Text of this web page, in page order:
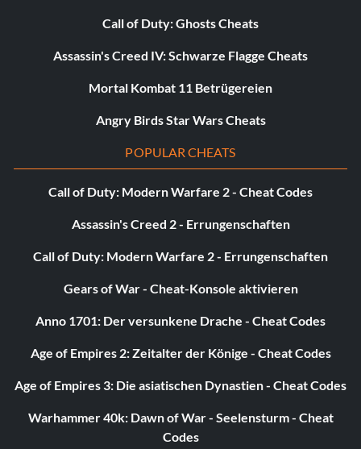
Call of Duty: Ghosts Cheats
Assassin's Creed IV: Schwarze Flagge Cheats
Mortal Kombat 11 Betrügereien
Angry Birds Star Wars Cheats
POPULAR CHEATS
Call of Duty: Modern Warfare 2 - Cheat Codes
Assassin's Creed 2 - Errungenschaften
Call of Duty: Modern Warfare 2 - Errungenschaften
Gears of War - Cheat-Konsole aktivieren
Anno 1701: Der versunkene Drache - Cheat Codes
Age of Empires 2: Zeitalter der Könige - Cheat Codes
Age of Empires 3: Die asiatischen Dynastien - Cheat Codes
Warhammer 40k: Dawn of War - Seelensturm - Cheat
Codes